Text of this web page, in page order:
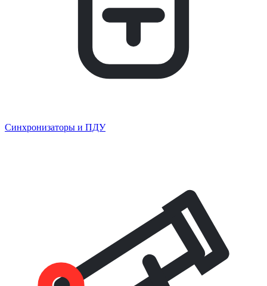
Синхронизаторы и ПДУ